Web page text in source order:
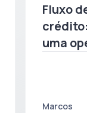
Fluxo
uma
Marcos